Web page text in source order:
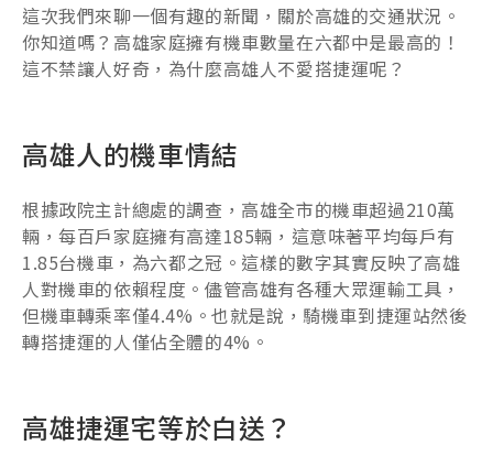
這次我們來聊一個有趣的新聞，關於高雄的交通狀況。
你知道嗎？高雄家庭擁有機車數量在六都中是最高的！
這不禁讓人好奇，為什麼高雄人不愛搭捷運呢？
高雄人的機車情結
根據政院主計總處的調查，高雄全市的機車超過210萬
輛，每百戶家庭擁有高達185輛，這意味著平均每戶有
1.85台機車，為六都之冠。這樣的數字其實反映了高雄
人對機車的依賴程度。儘管高雄有各種大眾運輸工具，
但機車轉乘率僅4.4%。也就是說，騎機車到捷運站然後
轉搭捷運的人僅佔全體的4%。
高雄捷運宅等於白送？